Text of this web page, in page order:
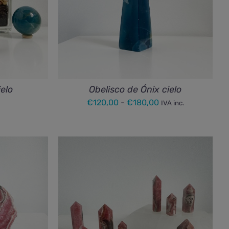
Obelisco de Ónix cielo
€120,00 - €180,00Rango
€180,00
IVA inc.